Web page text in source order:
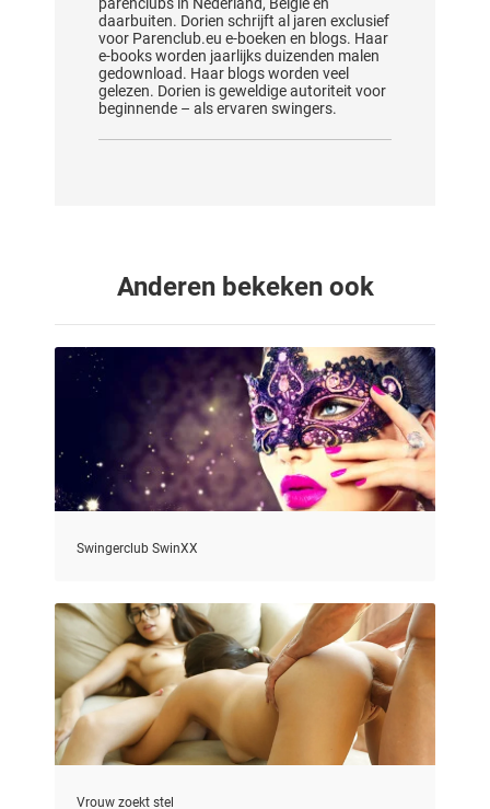
parenclubs in Nederland, België en
daarbuiten. Dorien schrijft al jaren exclusief
voor Parenclub.eu e-boeken en blogs. Haar
e-books worden jaarlijks duizenden malen
gedownload. Haar blogs worden veel
gelezen. Dorien is geweldige autoriteit voor
beginnende – als ervaren swingers.
Anderen bekeken ook
Swingerclub SwinXX
Vrouw zoekt stel